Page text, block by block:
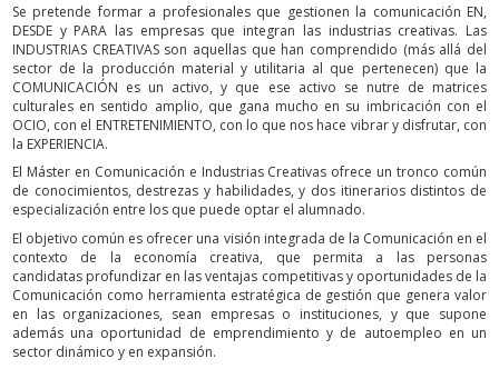
Se pretende formar a profesionales que gestionen la comunicación EN,
DESDE y PARA las empresas que integran las industrias creativas. Las
INDUSTRIAS CREATIVAS son aquellas que han comprendido (más allá del
sector de la producción material y utilitaria al que pertenecen) que la
COMUNICACIÓN es un activo, y que ese activo se nutre de matrices
culturales en sentido amplio, que gana mucho en su imbricación con el
OCIO, con el ENTRETENIMIENTO, con lo que nos hace vibrar y disfrutar, con
la EXPERIENCIA.
El Máster en Comunicación e Industrias Creativas ofrece un tronco común
de conocimientos, destrezas y habilidades, y dos itinerarios distintos de
especialización entre los que puede optar el alumnado.
El objetivo común es ofrecer una visión integrada de la Comunicación en el
contexto de la economía creativa, que permita a las personas
candidatas profundizar en las ventajas competitivas y oportunidades de la
Comunicación como herramienta estratégica de gestión que genera valor
en las organizaciones, sean empresas o instituciones, y que supone
además una oportunidad de emprendimiento y de autoempleo en un
sector dinámico y en expansión.